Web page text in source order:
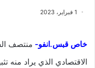
1 فبراير، 2023
خاص قبس.انفو- منتصف
الاقتصادي الذي يراد